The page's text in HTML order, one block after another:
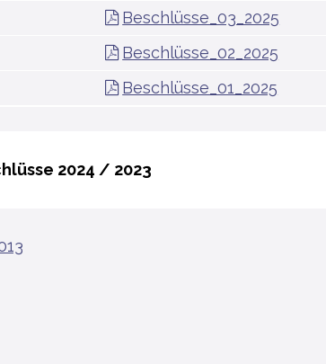
Beschlüsse_03_2025
Beschlüsse_02_2025
Beschlüsse_01_2025
2024 / 2023